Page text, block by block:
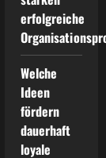
erfolgreiche
Welche
Ideen
fördern
dauerhaft
loyale